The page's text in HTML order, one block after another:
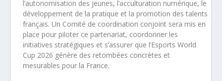
l’autonomisation des jeunes, l’acculturation numérique, le
développement de la pratique et la promotion des talents
français. Un Comité de coordination conjoint sera mis en
place pour piloter ce partenariat, coordonner les
initiatives stratégiques et s’assurer que l’Esports World
Cup 2026 génère des retombées concrètes et
mesurables pour la France.